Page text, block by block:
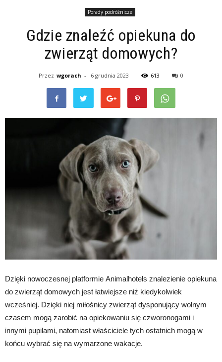
Porady podróżnicze
Gdzie znaleźć opiekuna do
zwierząt domowych?
Przez wgorach - 6 grudnia 2023 613 0
Dzięki nowoczesnej platformie Animalhotels znalezienie opiekuna
do zwierząt domowych jest łatwiejsze niż kiedykolwiek
wcześniej. Dzięki niej miłośnicy zwierząt dysponujący wolnym
czasem mogą zarobić na opiekowaniu się czworonogami i
innymi pupilami, natomiast właściciele tych ostatnich mogą w
końcu wybrać się na wymarzone wakacje.